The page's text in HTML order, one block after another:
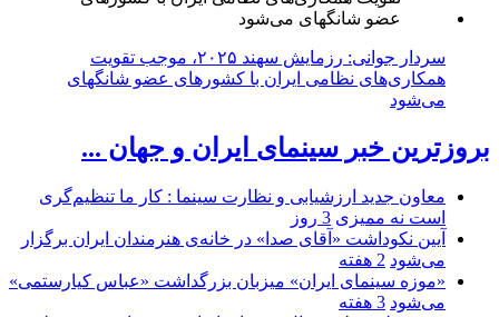
سردار جوانی: رزمایش سهند ۲۰۲۵، موجب تقویت
همکاری‌های نظامی ایران با کشور‌های عضو شانگهای
می‌شود
بروزترین خبر سینمای ایران و جهان ...
معاون جدید ارزشیابی و نظارت سینما : کار ما تنظیم‌گری
است نه ممیزی 3 روز
آیین نکوداشت «آقای صدا» در خانه‌ی هنرمندان ایران برگزار
می‌شود 2 هفته
«موزه سینمای ایران» میزبان بزرگداشت «عباس کیارستمی»
می‌شود 3 هفته